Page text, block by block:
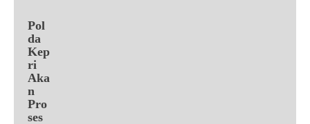
Pol
da
Kep
ri
Aka
n
Pro
ses